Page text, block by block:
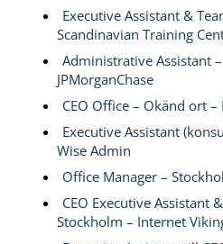
Executive Assistant &
Scandinavian Training
Administrative Assistant
JPMorganChase
CEO Office – Okänd ort –
Executive Assistant
Wise Admin
Office Manager –
CEO Executive Assistant
Stockholm – Internet